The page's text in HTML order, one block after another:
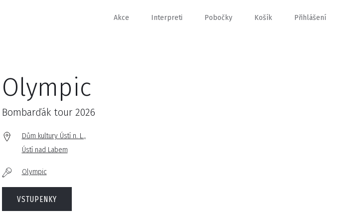
Akce Interpreti Pobočky Košík Přihlášení
Olympic
Bombarďák tour 2026
Dům kultury Ústí n. L.,
Ústí nad Labem
Olympic
VSTUPENKY